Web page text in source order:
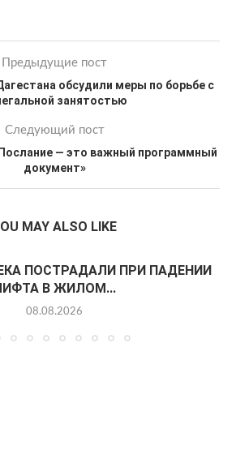
Предыдущие пост
обсудили меры по борьбе с
занятостью
Следующий пост
— это важный программный
документ»
MAY ALSO LIKE
ПОСТРАДАЛИ ПРИ ПАДЕНИИ
В ЖИЛОМ...
08.08.2026